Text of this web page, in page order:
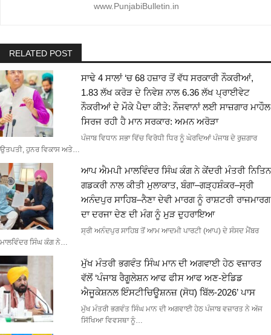
www.PunjabiBulletin.in
RELATED POST
ਸਾਢੇ 4 ਸਾਲਾਂ ‘ਚ 68 ਹਜ਼ਾਰ ਤੋਂ ਵੱਧ ਸਰਕਾਰੀ ਨੌਕਰੀਆਂ,
1.83 ਲੱਖ ਕਰੋੜ ਦੇ ਨਿਵੇਸ਼ ਨਾਲ 6.36 ਲੱਖ ਪ੍ਰਾਈਵੇਟ
ਨੌਕਰੀਆਂ ਦੇ ਮੌਕੇ ਪੈਦਾ ਕੀਤੇ: ਨੌਜਵਾਨਾਂ ਲਈ ਸਾਜ਼ਗਾਰ ਮਾਹੌਲ
ਸਿਰਜ ਰਹੀ ਹੈ ਮਾਨ ਸਰਕਾਰ: ਅਮਨ ਅਰੋੜਾ
ਪੰਜਾਬ ਵਿਧਾਨ ਸਭਾ ਵਿੱਚ ਵਿਰੋਧੀ ਧਿਰ ਨੂੰ ਘੇਰਦਿਆਂ ਪੰਜਾਬ ਦੇ ਰੁਜ਼ਗਾਰ
ਉਤਪਤੀ, ਹੁਨਰ ਵਿਕਾਸ ਅਤੇ…
ਆਪ ਐਮਪੀ ਮਾਲਵਿੰਦਰ ਸਿੰਘ ਕੰਗ ਨੇ ਕੇਂਦਰੀ ਮੰਤਰੀ ਨਿਤਿਨ
ਗਡਕਰੀ ਨਾਲ ਕੀਤੀ ਮੁਲਾਕਾਤ, ਬੰਗਾ–ਗੜ੍ਹਸ਼ੰਕਰ–ਸ੍ਰੀ
ਅਨੰਦਪੁਰ ਸਾਹਿਬ–ਨੈਣਾ ਦੇਵੀ ਮਾਰਗ ਨੂੰ ਰਾਸ਼ਟਰੀ ਰਾਜਮਾਰਗ
ਦਾ ਦਰਜਾ ਦੇਣ ਦੀ ਮੰਗ ਨੂੰ ਮੁੜ ਦੁਹਰਾਇਆ
ਸ੍ਰੀ ਅਨੰਦਪੁਰ ਸਾਹਿਬ ਤੋਂ ਆਮ ਆਦਮੀ ਪਾਰਟੀ (ਆਪ) ਦੇ ਸੰਸਦ ਮੈਂਬਰ
ਮਾਲਵਿੰਦਰ ਸਿੰਘ ਕੰਗ ਨੇ…
ਮੁੱਖ ਮੰਤਰੀ ਭਗਵੰਤ ਸਿੰਘ ਮਾਨ ਦੀ ਅਗਵਾਈ ਹੇਠ ਵਜ਼ਾਰਤ
ਵੱਲੋਂ ‘ਪੰਜਾਬ ਰੈਗੂਲੇਸ਼ਨ ਆਫ ਫੀਸ ਆਫ ਅਣ-ਏਡਿਡ
ਐਜੂਕੇਸ਼ਨਲ ਇੰਸਟੀਚਿਊਸ਼ਨਜ਼ (ਸੋਧ) ਬਿੱਲ-2026’ ਪਾਸ
ਮੁੱਖ ਮੰਤਰੀ ਭਗਵੰਤ ਸਿੰਘ ਮਾਨ ਦੀ ਅਗਵਾਈ ਹੇਠ ਪੰਜਾਬ ਵਜ਼ਾਰਤ ਨੇ ਅੱਜ
ਸਿੱਖਿਆ ਵਿਵਸਥਾ ਨੂੰ…